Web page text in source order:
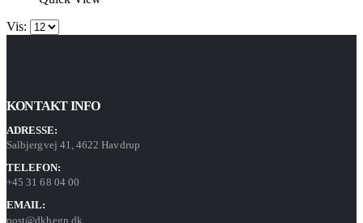
Vis:
KONTAKT INFO
ADRESSE:
Salbjergvej 41, 4622 Havdrup
TELEFON:
+45 31 68 04 00
EMAIL:
post@dkhegn.dk